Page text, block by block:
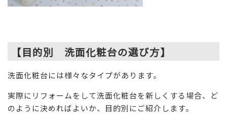
【目的別 洗面化粧台の選び方】
洗面化粧台には様々なタイプがあります。
実際にリフォームをして洗面化粧台を新しくする場合、ど
のように決めればよいか、目的別にご紹介します。